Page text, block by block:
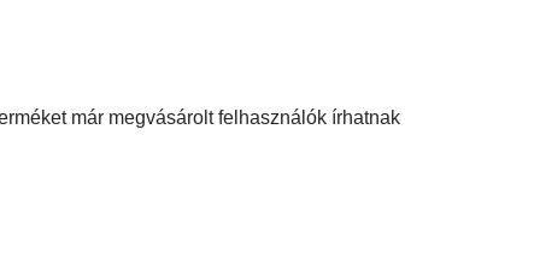
már megvásárolt felhasználók írhatnak